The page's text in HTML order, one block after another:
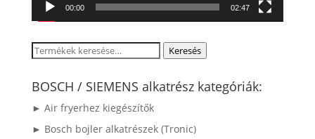
00:00 02:47
Keresés
következőre:
Keresés
BOSCH / SIEMENS alkatrész kategóriák:
► Air fryerhez kiegészítők
► Bosch bojler alkatrészek (Tronic)